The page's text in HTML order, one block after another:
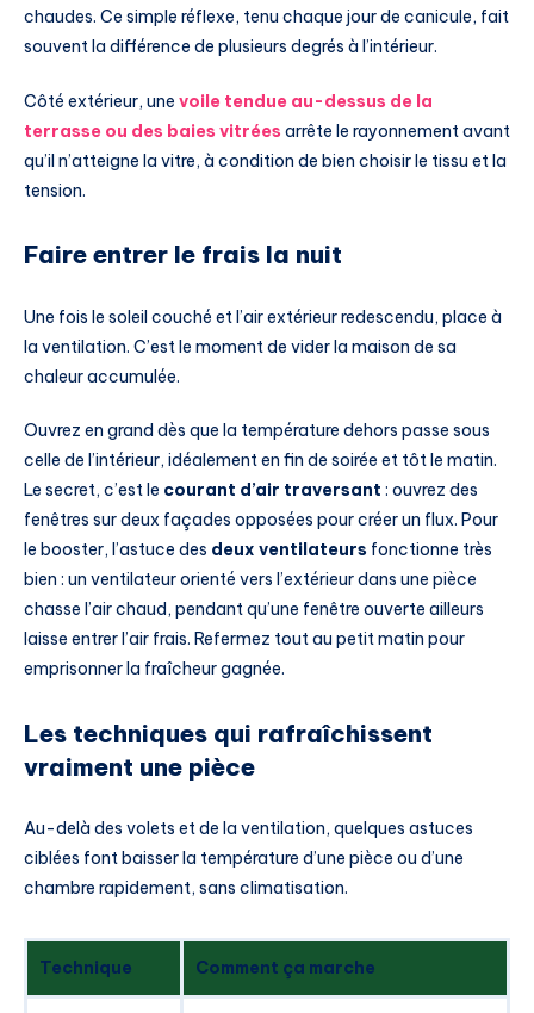
chaudes. Ce simple réflexe, tenu chaque jour de canicule, fait
souvent la différence de plusieurs degrés à l’intérieur.
Côté extérieur, une voile tendue au-dessus de la
terrasse ou des baies vitrées arrête le rayonnement avant
qu’il n’atteigne la vitre, à condition de bien choisir le tissu et la
tension.
Faire entrer le frais la nuit
Une fois le soleil couché et l’air extérieur redescendu, place à
la ventilation. C’est le moment de vider la maison de sa
chaleur accumulée.
Ouvrez en grand dès que la température dehors passe sous
celle de l’intérieur, idéalement en fin de soirée et tôt le matin.
Le secret, c’est le courant d’air traversant : ouvrez des
fenêtres sur deux façades opposées pour créer un flux. Pour
le booster, l’astuce des deux ventilateurs fonctionne très
bien : un ventilateur orienté vers l’extérieur dans une pièce
chasse l’air chaud, pendant qu’une fenêtre ouverte ailleurs
laisse entrer l’air frais. Refermez tout au petit matin pour
emprisonner la fraîcheur gagnée.
Les techniques qui rafraîchissent
vraiment une pièce
Au-delà des volets et de la ventilation, quelques astuces
ciblées font baisser la température d’une pièce ou d’une
chambre rapidement, sans climatisation.
Technique Comment ça marche